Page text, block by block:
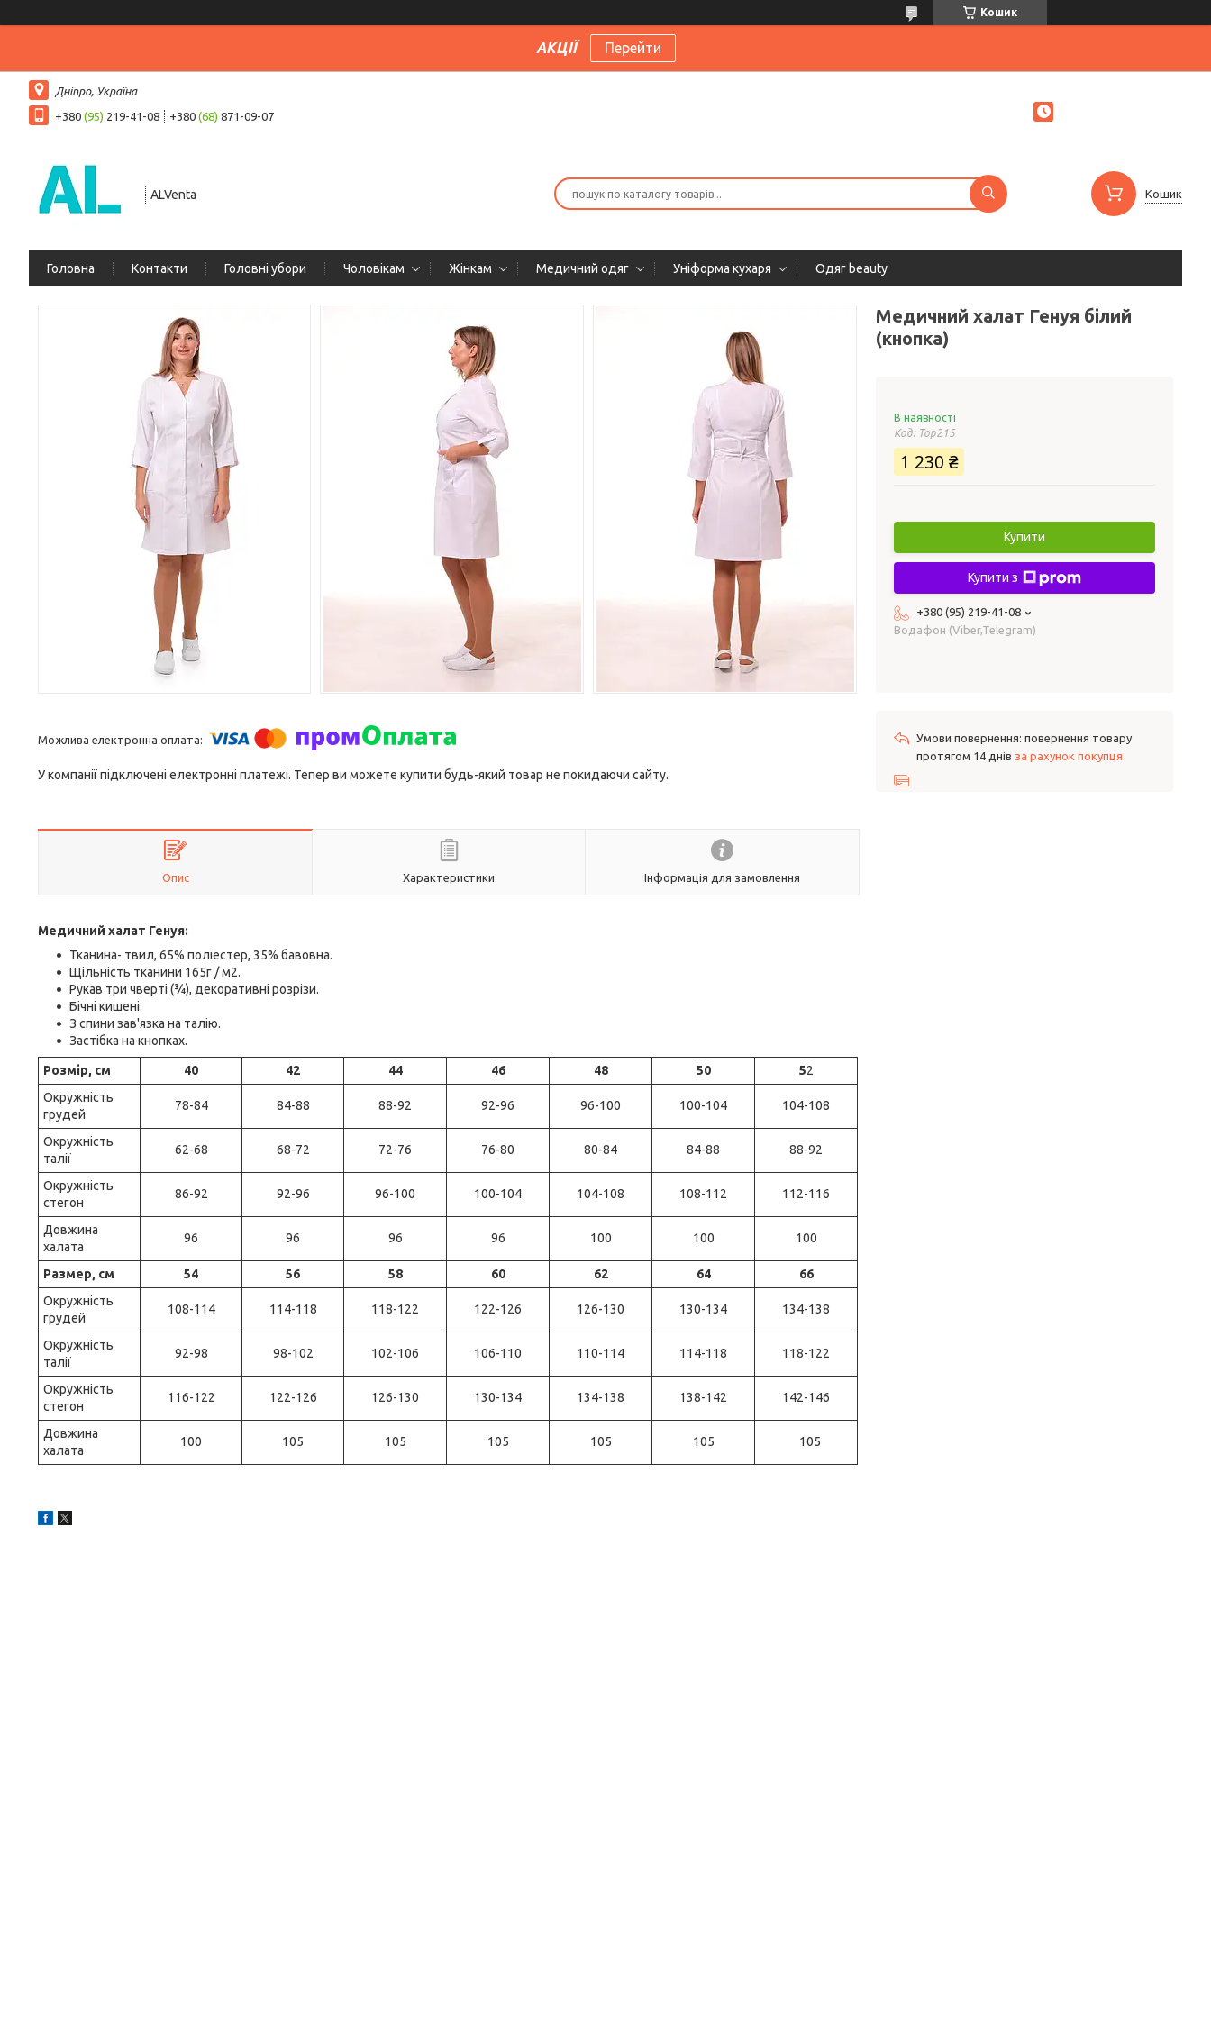
Кошик
АКЦІЇ Перейти
Дніпро, Україна
+380 (95) 219-41-08 +380 (68) 871-09-07
ALVenta Кошик
Головна Контакти Головні убори Чоловікам Жінкам Медичний одяг Уніформа кухаря Одяг beauty
У компанії підключені електронні платежі. Тепер ви можете купити будь-який товар не покидаючи сайту.
Опис Характеристики Інформація для замовлення
Медичний халат Генуя:
Тканина- твил, 65% поліестер, 35% бавовна.
Щільність тканини 165г / м2.
Рукав три чверті (¾), декоративні розрізи.
Бічні кишені.
З спини зав'язка на талію.
Застібка на кнопках.
Розмір, см 40 42 44 46 48 50 52
Окружність
грудей
78-84 84-88 88-92 92-96 96-100 100-104 104-108
Окружність
талії
62-68 68-72 72-76 76-80 80-84 84-88 88-92
Окружність
стегон
86-92 92-96 96-100 100-104 104-108 108-112 112-116
Довжина
халата
96 96 96 96 100 100 100
Размер, см 54 56 58 60 62 64
66
Окружність
грудей
108-114 114-118 118-122 122-126 126-130 130-134 134-138
Окружність
талії
92-98 98-102 102-106 106-110 110-114 114-118 118-122
Окружність
стегон
116-122 122-126 126-130 130-134 134-138 138-142 142-146
Довжина
халата
100 105 105 105 105 105 105
Медичний халат Генуя білий
(кнопка)
В наявності
Код: Top215
1 230 ₴
Купити
Купити з
+380 (95) 219-41-08
Водафон (Viber,Telegram)
повернення товару
протягом 14 днів за рахунок покупця